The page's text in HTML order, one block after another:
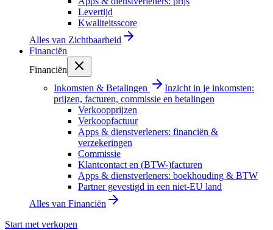
Levertijd
Kwaliteitsscore
Alles van Zichtbaarheid
Financiën
Financiën
Inkomsten & Betalingen
Inzicht in je inkomsten:
prijzen, facturen, commissie en betalingen
Verkoopprijzen
Verkoopfactuur
Apps & dienstverleners: financiën &
verzekeringen
Commissie
Klantcontact en (BTW-)facturen
Apps & dienstverleners: boekhouding & BTW
Partner gevestigd in een niet-EU land
Alles van Financiën
Start met verkopen